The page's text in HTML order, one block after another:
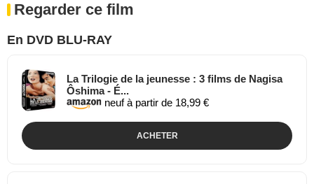
Regarder ce film
En DVD BLU-RAY
La Trilogie de la jeunesse : 3 films de Nagisa
Ôshima - É...
neuf à partir de 18,99 €
ACHETER